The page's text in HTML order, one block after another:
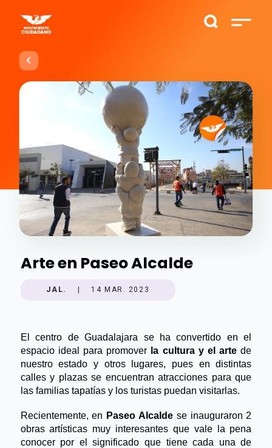
Arte en Paseo Alcalde
JAL. 14 MAR. 2023
El centro de Guadalajara se ha convertido en el
espacio ideal para promover la cultura y el arte de
nuestro estado y otros lugares, pues en distintas
calles y plazas se encuentran atracciones para que
las familias tapatías y los turistas puedan visitarlas.
Recientemente, en Paseo Alcalde se inauguraron 2
obras artísticas muy interesantes que vale la pena
conocer por el significado que tiene cada una de